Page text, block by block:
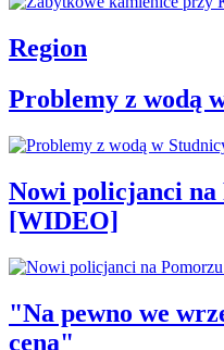
Region
Problemy z wodą
Nowi policjanci na
[WIDEO]
"Na pewno we
cena"